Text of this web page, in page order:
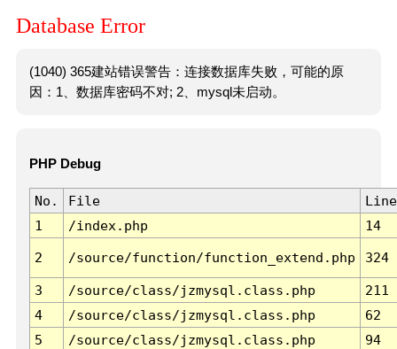
Database Error
(1040) 365建站错误警告：连接数据库失败，可能的原
因：1、数据库密码不对; 2、mysql未启动。
PHP Debug
No. File
Line
1
/index.php 14
2 /source/function/function_extend.php 324
3 /source/class/jzmysql.class.php
211
4
/source/class/jzmysql.class.php
62
5
/source/class/jzmysql.class.php
94